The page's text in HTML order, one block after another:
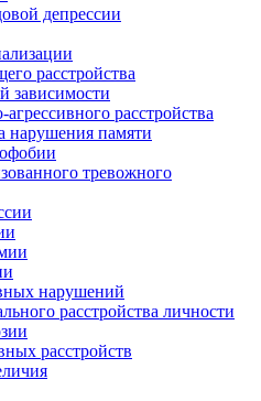
депрессии
расстройства
зависимости
расстройства
нарушения памяти
тревожного
нарушений
расстройства личности
расстройств